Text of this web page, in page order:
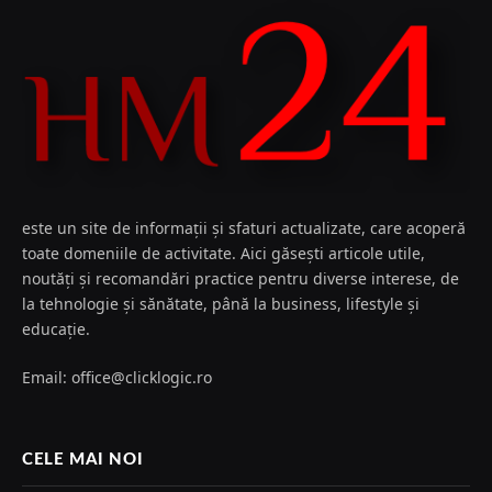
este un site de informații și sfaturi actualizate, care acoperă
toate domeniile de activitate. Aici găsești articole utile,
noutăți și recomandări practice pentru diverse interese, de
la tehnologie și sănătate, până la business, lifestyle și
educație.
Email: office@clicklogic.ro
CELE MAI NOI